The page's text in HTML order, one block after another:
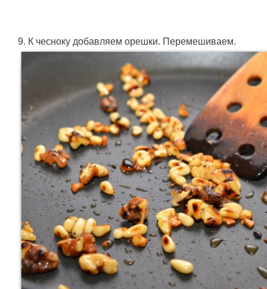
9. К чесноку добавляем орешки. Перемешиваем.